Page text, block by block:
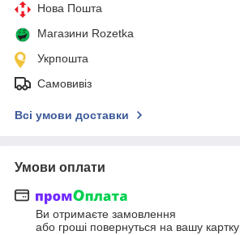
Нова Пошта
Магазини Rozetka
Укрпошта
Самовивіз
Всі умови доставки
Умови оплати
Ви отримаєте замовлення
або гроші повернуться на вашу картку